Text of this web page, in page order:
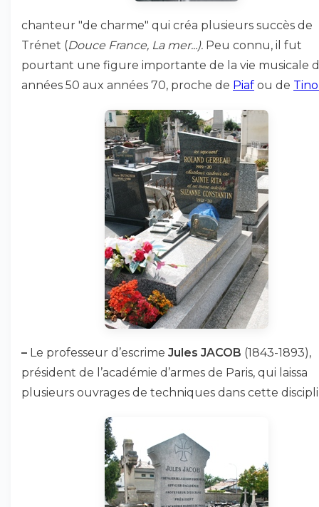
chanteur "de charme" qui créa plusieurs succès de
Trénet (Douce France, La mer...). Peu connu, il fut
pourtant une figure importante de la vie musicale
années 50 aux années 70, proche de Piaf ou de
– Le professeur d’escrime Jules JACOB (1843-1893),
président de l’académie d’armes de Paris, qui laissa
plusieurs ouvrages de techniques dans cette